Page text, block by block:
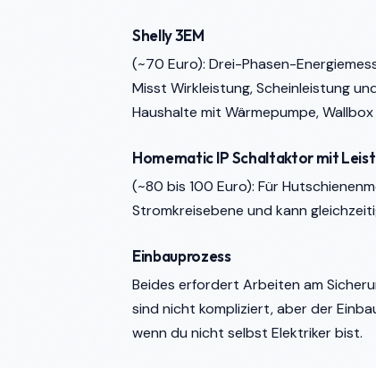
Shelly 3EM
(~70 Euro): Drei-Phasen-
Misst Wirkleistung, Scheinleistung
Haushalte mit Wärmepumpe,
Homematic IP Schaltaktor mit
(~80 bis 100 Euro): Für
Stromkreisebene und kann
Einbauprozess
Beides erfordert Arbeiten am
sind nicht kompliziert, aber der
wenn du nicht selbst Elektriker bist.